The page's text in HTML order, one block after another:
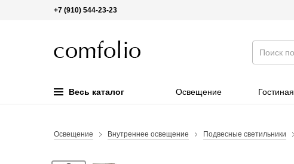
+7 (910) 544-23-23
Весь каталог Освещение Гостиная
Освещение Внутреннее освещение Подвесные светильники